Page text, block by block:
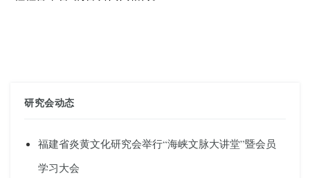
研究会动态
福建省炎黄文化研究会举行“海峡文脉大讲堂”暨会员
学习大会